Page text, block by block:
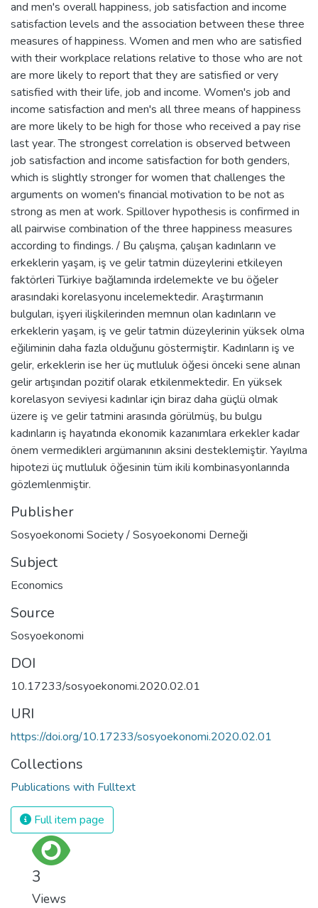
and men's overall happiness, job satisfaction and income
satisfaction levels and the association between these three
measures of happiness. Women and men who are satisfied
with their workplace relations relative to those who are not
are more likely to report that they are satisfied or very
satisfied with their life, job and income. Women's job and
income satisfaction and men's all three means of happiness
are more likely to be high for those who received a pay rise
last year. The strongest correlation is observed between
job satisfaction and income satisfaction for both genders,
which is slightly stronger for women that challenges the
arguments on women's financial motivation to be not as
strong as men at work. Spillover hypothesis is confirmed in
all pairwise combination of the three happiness measures
according to findings. / Bu çalışma, çalışan kadınların ve
erkeklerin yaşam, iş ve gelir tatmin düzeylerini etkileyen
faktörleri Türkiye bağlamında irdelemekte ve bu öğeler
arasındaki korelasyonu incelemektedir. Araştırmanın
bulguları, işyeri ilişkilerinden memnun olan kadınların ve
erkeklerin yaşam, iş ve gelir tatmin düzeylerinin yüksek olma
eğiliminin daha fazla olduğunu göstermiştir. Kadınların iş ve
gelir, erkeklerin ise her üç mutluluk öğesi önceki sene alınan
gelir artışından pozitif olarak etkilenmektedir. En yüksek
korelasyon seviyesi kadınlar için biraz daha güçlü olmak
üzere iş ve gelir tatmini arasında görülmüş, bu bulgu
kadınların iş hayatında ekonomik kazanımlara erkekler kadar
önem vermedikleri argümanının aksini desteklemiştir. Yayılma
hipotezi üç mutluluk öğesinin tüm ikili kombinasyonlarında
gözlemlenmiştir.
Publisher
Sosyoekonomi Society / Sosyoekonomi Derneği
Subject
Economics
Source
Sosyoekonomi
DOI
10.17233/sosyoekonomi.2020.02.01
URI
https://doi.org/10.17233/sosyoekonomi.2020.02.01
Collections
Publications with Fulltext
Full item page
3
Views